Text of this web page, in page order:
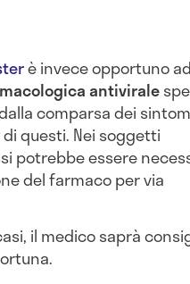
è invece opportuno
antivirale
comparsa dei
questi. Nei soggetti
potrebbe essere
del farmaco per via
il medico saprà